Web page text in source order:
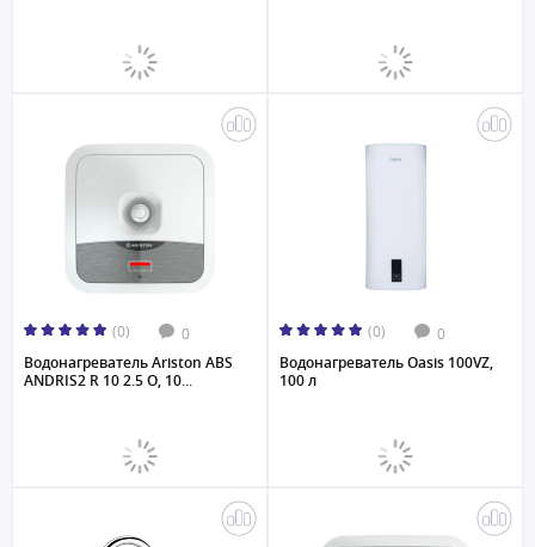
(0) 0
Водонагреватель Ariston ABS
ANDRIS2 R 10 2.5 O, 10...
(0) 0
Водонагреватель Oasis 100VZ,
100 л